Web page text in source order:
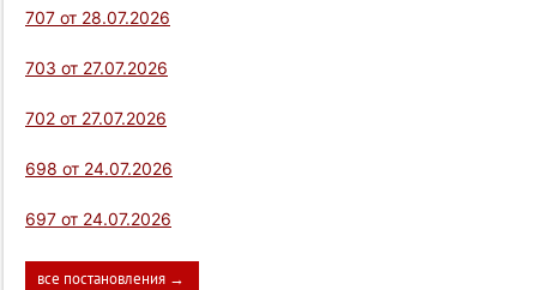
707 от 28.07.2026
703 от 27.07.2026
702 от 27.07.2026
698 от 24.07.2026
697 от 24.07.2026
все постановления →